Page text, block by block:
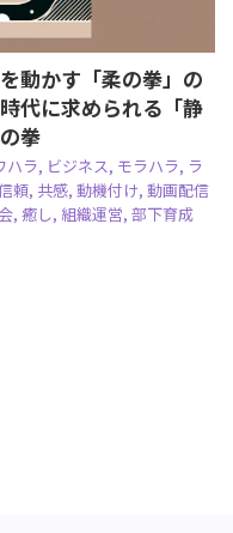
動かす「柔の拳」の
代に求められる「静
拳
ハラ, ビジネス, モラハラ, ラ
頼, 共感, 動機付け, 動画配信
, 癒し, 組織運営, 部下育成